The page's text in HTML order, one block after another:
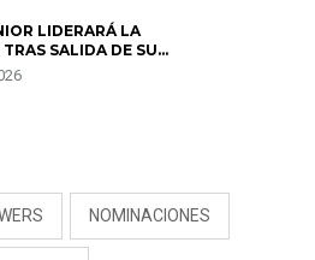
LIDERARÁ LA
SALIDA DE SU
POLÉMICA CON
NOMINACIONES